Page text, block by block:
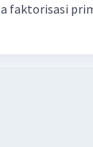
faktorisasi